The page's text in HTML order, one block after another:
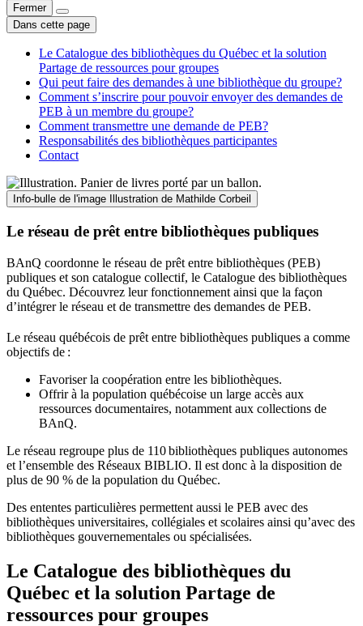
Fermer
Dans cette page
Le Catalogue des bibliothèques du Québec et la solution
Partage de ressources pour groupes
Qui peut faire des demandes à une bibliothèque du groupe?
Comment s’inscrire pour pouvoir envoyer des demandes de
PEB à un membre du groupe?
Comment transmettre une demande de PEB?
Responsabilités des bibliothèques participantes
Contact
Info-bulle de l'image Illustration de Mathilde Corbeil
Le réseau de prêt entre bibliothèques publiques
BAnQ coordonne le réseau de prêt entre bibliothèques (PEB)
publiques et son catalogue collectif, le Catalogue des bibliothèques
du Québec. Découvrez leur fonctionnement ainsi que la façon
d’intégrer le réseau et de transmettre des demandes de PEB.
Le réseau québécois de prêt entre bibliothèques publiques a comme
objectifs de :
Favoriser la coopération entre les bibliothèques.
Offrir à la population québécoise un large accès aux
ressources documentaires, notamment aux collections de
BAnQ.
Le réseau regroupe plus de 110bibliothèques publiques autonomes
et l’ensemble des Réseaux BIBLIO. Il est donc à la disposition de
plus de 90 % de la population du Québec.
Des ententes particulières permettent aussi le PEB avec des
bibliothèques universitaires, collégiales et scolaires ainsi qu’avec des
bibliothèques gouvernementales ou spécialisées.
Le Catalogue des bibliothèques du
Québec et la solution Partage de
ressources pour groupes